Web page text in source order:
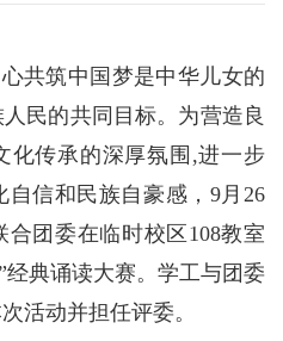
共筑中国梦是中华儿女的
民的共同目标。为营造良
化传承的深厚氛围,进一步
信和民族自豪感，9月26
合团委在临时校区108教室
典诵读大赛。学工与团委
活动并担任评委。